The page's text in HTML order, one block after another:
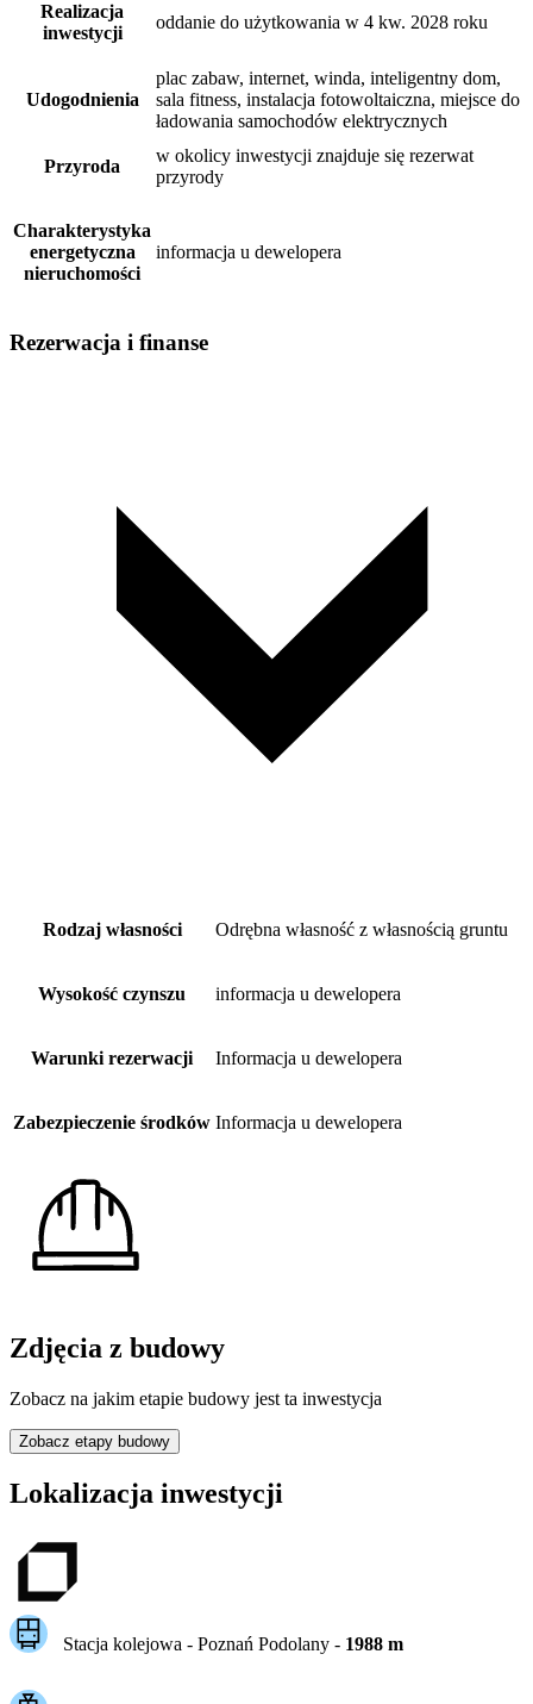
Realizacja
inwestycji
oddanie do użytkowania w 4 kw. 2028 roku
Udogodnienia
plac zabaw, internet, winda, inteligentny dom,
sala fitness, instalacja fotowoltaiczna, miejsce do
ładowania samochodów elektrycznych
Przyroda
w okolicy inwestycji znajduje się rezerwat
przyrody
Charakterystyka
energetyczna
nieruchomości
informacja u dewelopera
Rezerwacja i finanse
Rodzaj własności Odrębna własność z własnością gruntu
Wysokość czynszu informacja u dewelopera
Warunki rezerwacji Informacja u dewelopera
Zabezpieczenie środków Informacja u dewelopera
Zdjęcia z budowy
Zobacz na jakim etapie budowy jest ta inwestycja
Zobacz etapy budowy
Lokalizacja inwestycji
Stacja kolejowa - Poznań Podolany- 1988m